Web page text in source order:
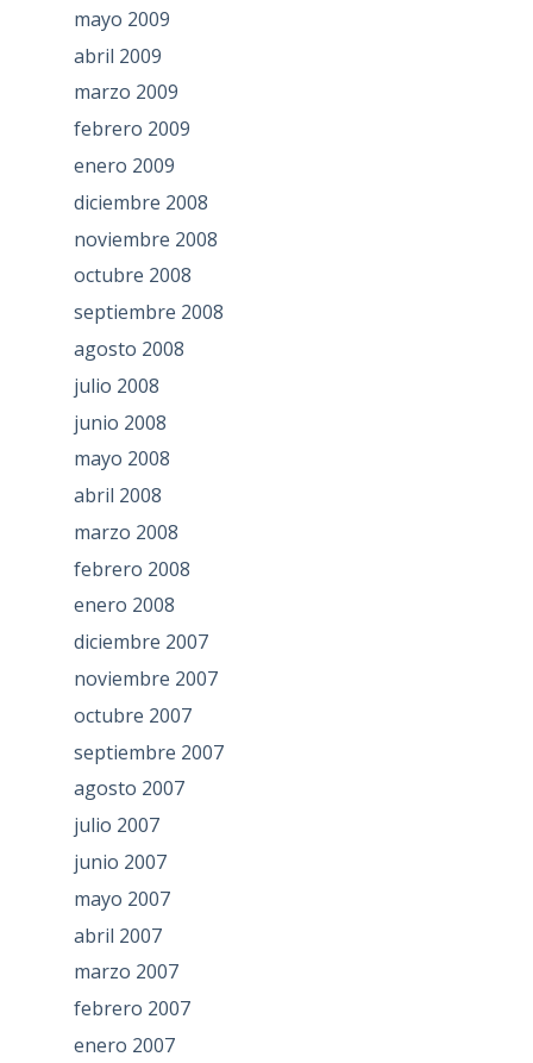
mayo 2009
abril 2009
marzo 2009
febrero 2009
enero 2009
diciembre 2008
noviembre 2008
octubre 2008
septiembre 2008
agosto 2008
julio 2008
junio 2008
mayo 2008
abril 2008
marzo 2008
febrero 2008
enero 2008
diciembre 2007
noviembre 2007
octubre 2007
septiembre 2007
agosto 2007
julio 2007
junio 2007
mayo 2007
abril 2007
marzo 2007
febrero 2007
enero 2007